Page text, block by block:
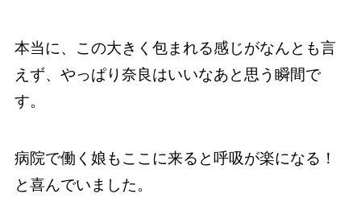
本当に、この大きく包まれる感じがなんとも言
えず、やっぱり奈良はいいなあと思う瞬間で
す。
病院で働く娘もここに来ると呼吸が楽になる！
と喜んでいました。